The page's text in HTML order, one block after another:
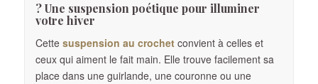
? Une suspension poétique pour illuminer
votre hiver
Cette suspension au crochetconvient à celles et
ceux qui aiment le fait main. Elle trouve facilement sa
place dans une guirlande, une couronne ou une